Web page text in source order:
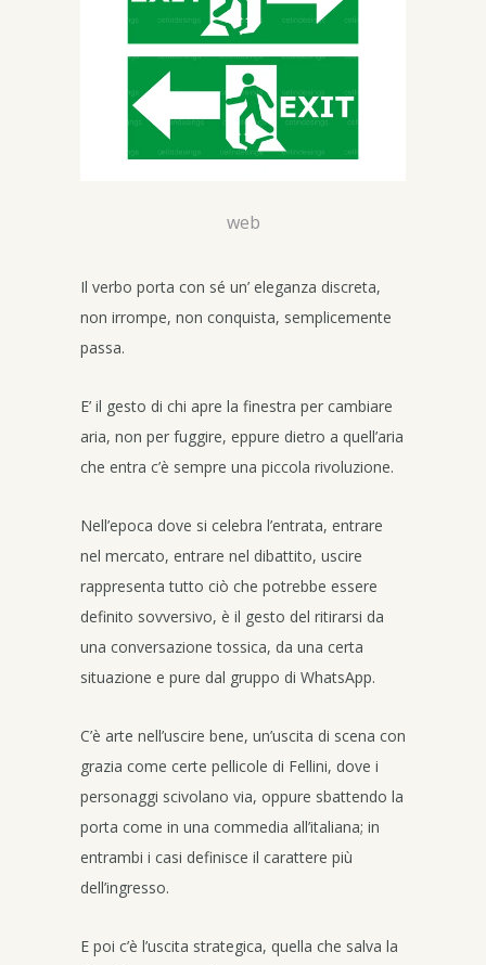
web
Il verbo porta con sé un’ eleganza discreta,
non irrompe, non conquista, semplicemente
passa.
E’ il gesto di chi apre la finestra per cambiare
aria, non per fuggire, eppure dietro a quell’aria
che entra c’è sempre una piccola rivoluzione.
Nell’epoca dove si celebra l’entrata, entrare
nel mercato, entrare nel dibattito, uscire
rappresenta tutto ciò che potrebbe essere
definito sovversivo, è il gesto del ritirarsi da
una conversazione tossica, da una certa
situazione e pure dal gruppo di WhatsApp.
C’è arte nell’uscire bene, un’uscita di scena con
grazia come certe pellicole di Fellini, dove i
personaggi scivolano via, oppure sbattendo la
porta come in una commedia all’italiana; in
entrambi i casi definisce il carattere più
dell’ingresso.
E poi c’è l’uscita strategica, quella che salva la